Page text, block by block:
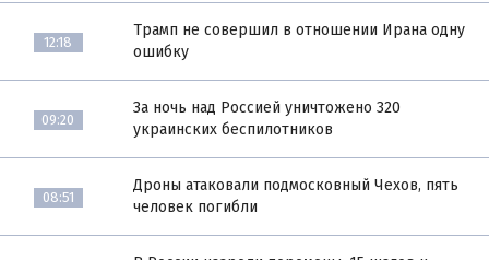
12:18
Трамп не совершил в отношении Ирана одну
ошибку
09:20
За ночь над Россией уничтожено 320
украинских беспилотников
08:51
Дроны атаковали подмосковный Чехов, пять
человек погибли